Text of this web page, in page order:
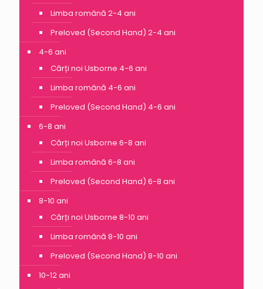
Limba română 2-4 ani
Preloved (Second Hand) 2-4 ani
4-6 ani
Cărți noi Usborne 4-6 ani
Limba română 4-6 ani
Preloved (Second Hand) 4-6 ani
6-8 ani
Cărți noi Usborne 6-8 ani
Limba română 6-8 ani
Preloved (Second Hand) 6-8 ani
8-10 ani
Cărți noi Usborne 8-10 ani
Limba română 8-10 ani
Preloved (Second Hand) 8-10 ani
10-12 ani